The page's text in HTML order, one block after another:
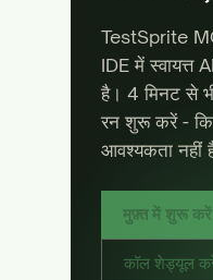
TestSprite
IDE में स्वायत्त
है। 4 मिनट से
रन शुरू करें -
आवश्यकता नहीं
मुफ़्त में शुरू
कॉल शेड्यूल